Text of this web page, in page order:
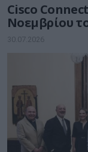
Cisco Connect
Νοεμβρίου
30.07.2026